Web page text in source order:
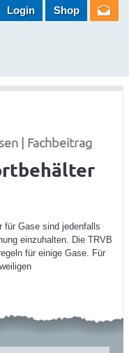
Login Shop
| Fachbeitrag
für Gase sind jedenfalls
einzuhalten. Die TRVB
für einige Gase. Für